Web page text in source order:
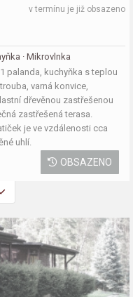
v termínu je již obsazeno
· Mikrovlnka
palanda, kuchyňka s teplou
varná konvice,
dřevěnou zastřešenou
zastřešená terasa.
je ve vzdálenosti cca
uhlí.
OBSAZENO